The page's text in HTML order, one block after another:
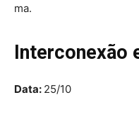
ma.
Interconexão
Data: 25/10